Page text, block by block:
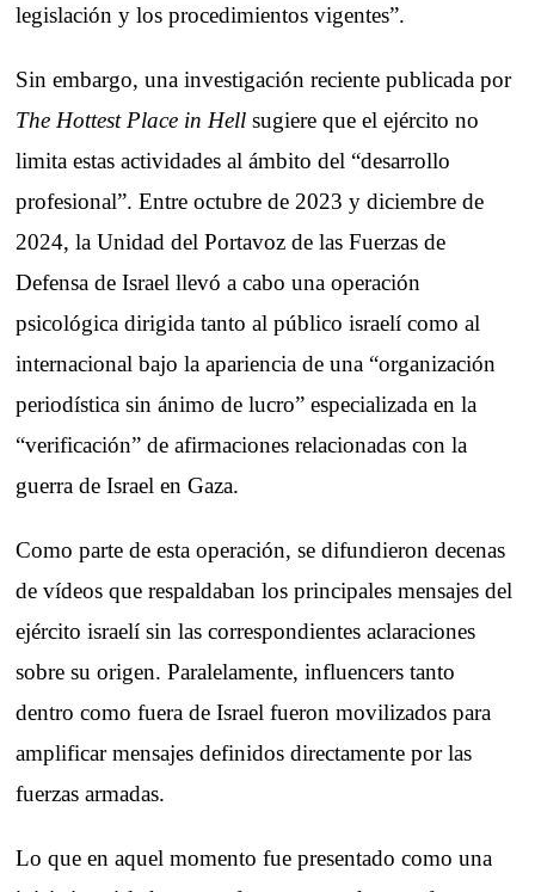
legislación y los procedimientos vigentes”.
Sin embargo, una investigación reciente publicada por
The Hottest Place in Hell sugiere que el ejército no
limita estas actividades al ámbito del “desarrollo
profesional”. Entre octubre de 2023 y diciembre de
2024, la Unidad del Portavoz de las Fuerzas de
Defensa de Israel llevó a cabo una operación
psicológica dirigida tanto al público israelí como al
internacional bajo la apariencia de una “organización
periodística sin ánimo de lucro” especializada en la
“verificación” de afirmaciones relacionadas con la
guerra de Israel en Gaza.
Como parte de esta operación, se difundieron decenas
de vídeos que respaldaban los principales mensajes del
ejército israelí sin las correspondientes aclaraciones
sobre su origen. Paralelamente, influencers tanto
dentro como fuera de Israel fueron movilizados para
amplificar mensajes definidos directamente por las
fuerzas armadas.
Lo que en aquel momento fue presentado como una